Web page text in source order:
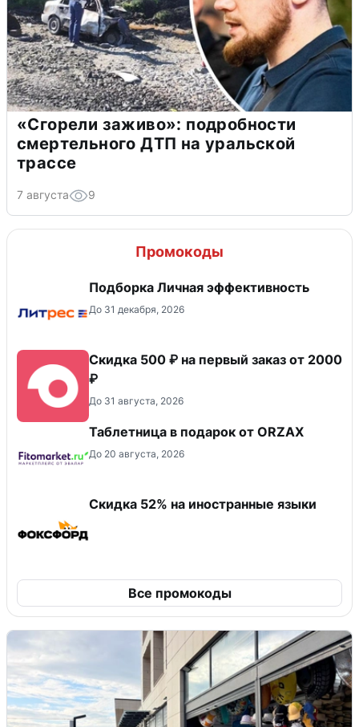
«Сгорели заживо»: подробности
смертельного ДТП на уральской
трассе
7 августа 9
Промокоды
Подборка Личная эффективность
До 31 декабря, 2026
Скидка 500 ₽ на первый заказ от 2000
₽
До 31 августа, 2026
Таблетница в подарок от ORZAX
До 20 августа, 2026
Скидка 52% на иностранные языки
Все промокоды